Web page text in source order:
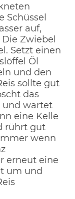
Schüssel
auf,
Zwiebel
Setzt einen
Öl
und den
sollte gut
das
und wartet
eine Kelle
rührt gut
wenn
erneut eine
um und